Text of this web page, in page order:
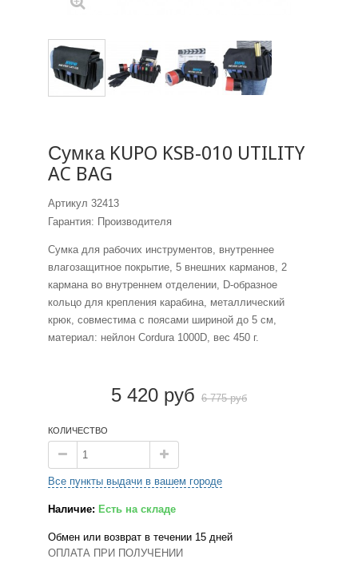
Сумка KUPO KSB-010 UTILITY
AC BAG
Артикул 32413
Гарантия: Производителя
Сумка для рабочих инструментов, внутреннее
влагозащитное покрытие, 5 внешних карманов, 2
кармана во внутреннем отделении, D-образное
кольцо для крепления карабина, металлический
крюк, совместима с поясами шириной до 5 см,
материал: нейлон Cordura 1000D, вес 450 г.
5 420 руб 6 775 руб
КОЛИЧЕСТВО
Все пункты выдачи в вашем городе
Наличие: Есть на складе
Обмен или возврат в течении 15 дней
ОПЛАТА ПРИ ПОЛУЧЕНИИ